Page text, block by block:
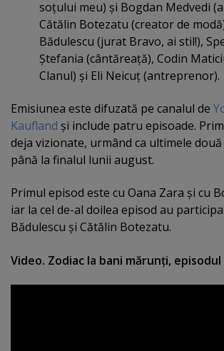
soţului meu) şi Bogdan Medvedi
Cătălin Botezatu (creator de
Bădulescu (jurat Bravo, ai stil!),
Ştefania (cântăreaţă), Codin
Clanul) şi Eli Neicuţ (antreprenor).
Emisiunea este difuzată pe canalul de
Kaufland şi include patru episoade.
deja vizionate, urmând ca ultimele
până la finalul lunii august.
Primul episod este cu Oana Zara şi cu
iar la cel de-al doilea episod au
Bădulescu şi Cătălin Botezatu.
Video. Zodiac la bani mărunţi, episodul